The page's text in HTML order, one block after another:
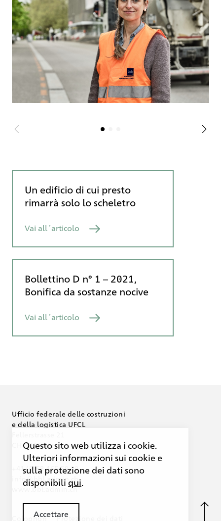
In Guisanplatz si tratta delle seguenti: misure
per ridurre le emissioni; i lavori più rumorosi
devono possibilmente essere svolti durante le
vacanze scolastiche e tutti insieme in modo
efficiente e concentrato in fasi ben precise. Per
evitare che i camion sporchino eccessivamente
le strade del quartiere residenziale durante i
lavori di scavo, nel perimetro del cantiere
vengono allestite apposite piste e all’uscita
impianto di lavaggio dei pneumatici.
Un edificio di cui presto
rimarrà solo lo scheletro
Vai all´articolo
Bollettino D n° 1 – 2021,
Bonifica da sostanze nocive
Vai all´articolo
Ufficio federale delle costruzioni
e della logistica UFCL
CH-3003 Berna
+41 (0)58 465 50 00
info@bbl.admin.ch
www.bbl.admin.ch
Colophon Protezione dei dati
Questo sito web utilizza i cookie.
Ulteriori informazioni sui cookie e
sulla protezione dei dati sono
disponibili qui.
Accettare